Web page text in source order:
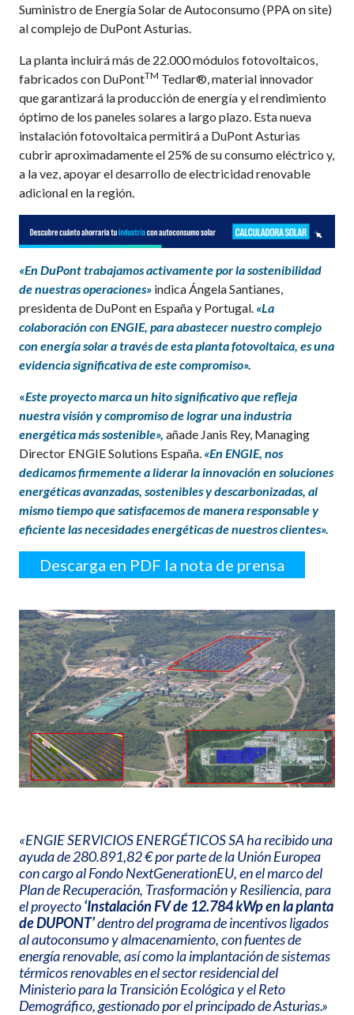
Suministro de Energía Solar de Autoconsumo (PPA on site)
al complejo de DuPont Asturias.
La planta incluirá más de 22.000 módulos fotovoltaicos,
fabricados con DuPontTM Tedlar®, material innovador
que garantizará la producción de energía y el rendimiento
óptimo de los paneles solares a largo plazo. Esta nueva
instalación fotovoltaica permitirá a DuPont Asturias
cubrir aproximadamente el 25% de su consumo eléctrico y,
a la vez, apoyar el desarrollo de electricidad renovable
adicional en la región.
«En DuPont trabajamos activamente por la sostenibilidad
de nuestras operaciones» indica Ángela Santianes,
presidenta de DuPont en España y Portugal. «La
colaboración con ENGIE, para abastecer nuestro complejo
con energía solar a través de esta planta fotovoltaica, es una
evidencia significativa de este compromiso».
«Este proyecto marca un hito significativo que refleja
nuestra visión y compromiso de lograr una industria
energética más sostenible», añade Janis Rey, Managing
Director ENGIE Solutions España. «En ENGIE, nos
dedicamos firmemente a liderar la innovación en soluciones
energéticas avanzadas, sostenibles y descarbonizadas, al
mismo tiempo que satisfacemos de manera responsable y
eficiente las necesidades energéticas de nuestros clientes».
Descarga en PDF la nota de prensa
«ENGIE SERVICIOS ENERGÉTICOS SA ha recibido una
ayuda de 280.891,82 € por parte de la Unión Europea
con cargo al Fondo NextGenerationEU, en el marco del
Plan de Recuperación, Trasformación y Resiliencia, para
el proyecto‘Instalación FV de 12.784 kWp en la planta
de DUPONT’dentro del programa de incentivos ligados
al autoconsumo y almacenamiento, con fuentes de
energía renovable, así como la implantación de sistemas
térmicos renovables en el sector residencial del
Ministerio para la Transición Ecológica y el Reto
Demográfico, gestionado por el principado de Asturias.»